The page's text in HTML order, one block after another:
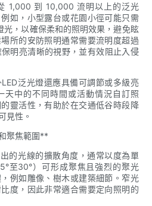
1,000 到 10,000 流明以上的泛光
如，小型露台或花園小徑可能只需
，以確保柔和的照明效果，避免眩
所的安防照明通常需要流明度超過
明亮清晰的視野，並有效阻止入侵
泛光燈還應具備可調節或多級亮
天中的不同時間或活動情況自訂照
靈活性，有助於在交通低谷時段降
見性。
聚焦範圍**
的光線的擴散角度，通常以度為單
至30°）可形成聚焦且強烈的聚光
例如雕像、樹木或建築細節。窄光
度，因此非常適合需要定向照明的